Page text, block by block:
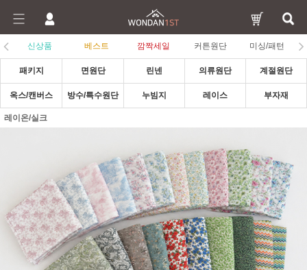
신상품 베스트 깜짝세일 커튼원단 미싱/패턴
패키지 면원단 린넨 의류원단 계절원단
옥스/캔버스 방수/특수원단 누빔지 레이스 부자재
레이온/실크